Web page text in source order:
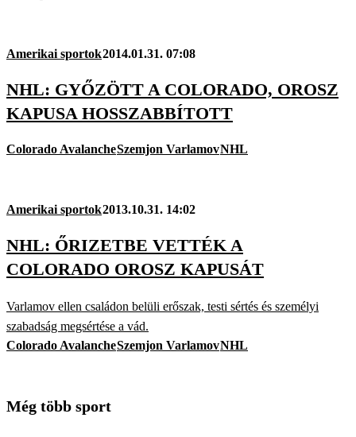
Amerikai sportok2014.01.31. 07:08
NHL: GYŐZÖTT A COLORADO, OROSZ
KAPUSA HOSSZABBÍTOTT
Colorado AvalancheSzemjon VarlamovNHL
Amerikai sportok2013.10.31. 14:02
NHL: ŐRIZETBE VETTÉK A
COLORADO OROSZ KAPUSÁT
Varlamov ellen családon belüli erőszak, testi sértés és személyi
szabadság megsértése a vád.
Colorado AvalancheSzemjon VarlamovNHL
Még több sport